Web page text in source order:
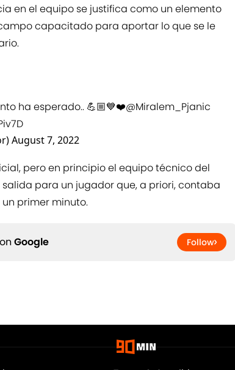
en el equipo se justifica como un elemento
capacitado para aportar lo que se le
ha esperado.. 💪🏼💙❤️@Miralem_Pjanic
August 7, 2022
pero en principio el equipo técnico del
para un jugador que, a priori, contaba
primer minuto.
Google Follow